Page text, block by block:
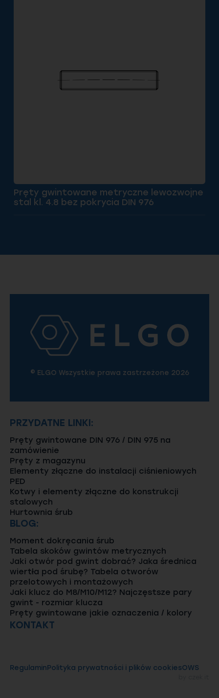
Pręty gwintowane metryczne lewozwojne
stal kl. 4.8 bez pokrycia DIN 976
© ELGO Wszystkie prawa zastrzeżone 2026
PRZYDATNE LINKI:
Pręty gwintowane DIN 976 / DIN 975 na
zamówienie
Pręty z magazynu
Elementy złączne do instalacji ciśnieniowych
PED
Kotwy i elementy złączne do konstrukcji
stalowych
Hurtownia śrub
BLOG:
Moment dokręcania śrub
Tabela skoków gwintów metrycznych
Jaki otwór pod gwint dobrać? Jaka średnica
wiertła pod śrubę? Tabela otworów
przelotowych i montażowych
Jaki klucz do M8/M10/M12? Najczęstsze pary
gwint - rozmiar klucza
Pręty gwintowane jakie oznaczenia / kolory
KONTAKT
RegulaminPolityka prywatności i plików cookiesOWS